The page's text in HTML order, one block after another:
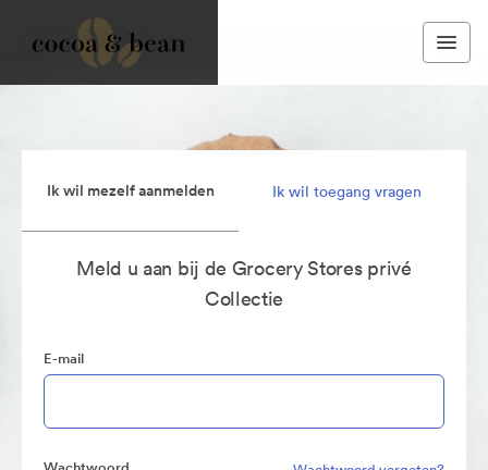
Ik wil mezelf aanmelden Ik wil toegang vragen
Meld u aan bij de Grocery Stores privé
Collectie
E-mail